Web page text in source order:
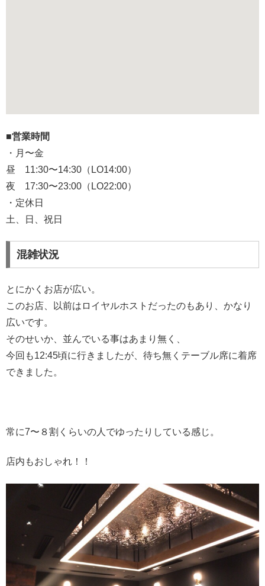
■営業時間
・月〜金
昼 11:30〜14:30（LO14:00）
夜 17:30〜23:00（LO22:00）
・定休日
土、日、祝日
混雑状況
とにかくお店が広い。
このお店、以前はロイヤルホストだったのもあり、かなり
広いです。
そのせいか、並んでいる事はあまり無く、
今回も12:45頃に行きましたが、待ち無くテーブル席に着席
できました。
常に7〜８割くらいの人でゆったりしている感じ。
店内もおしゃれ！！